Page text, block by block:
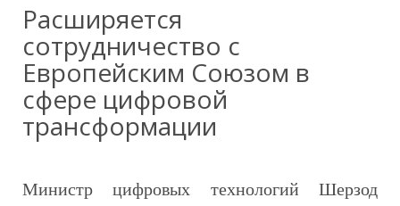
Расширяется
сотрудничество с
Европейским Союзом в
сфере цифровой
трансформации
Министр цифровых технологий Шерзод